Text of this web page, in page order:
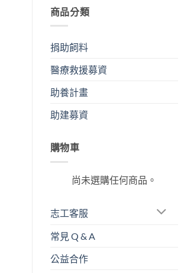
商品分類
捐助飼料
醫療救援募資
助養計畫
助建募資
購物車
尚未選購任何商品。
志工客服
常見 Q & A
公益合作